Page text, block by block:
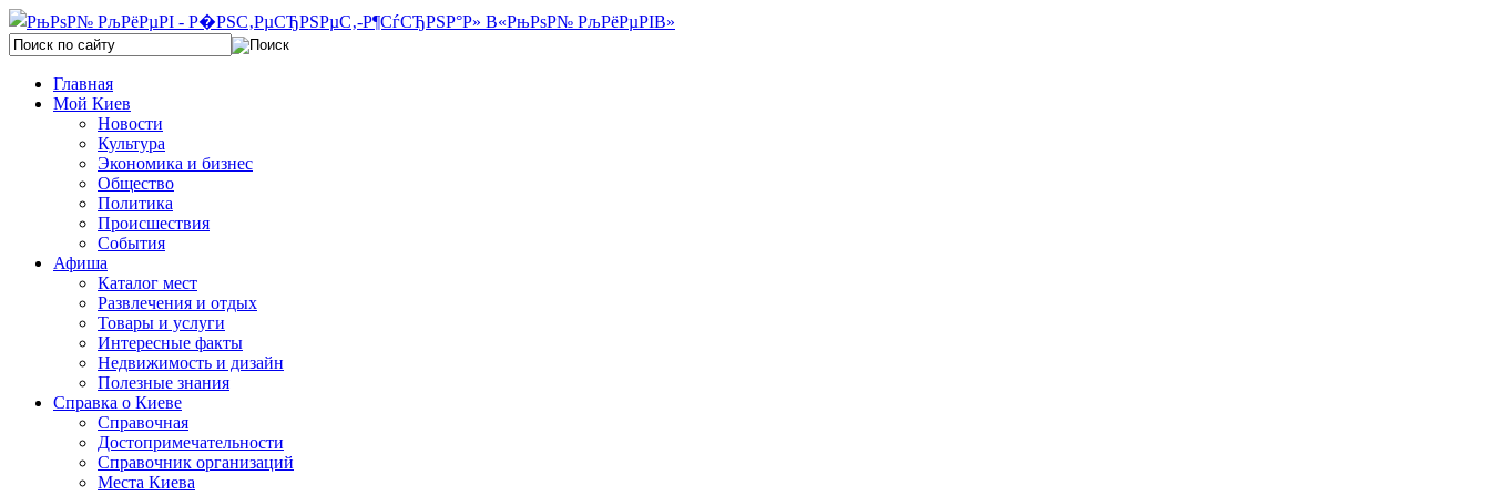
Главная
Мой Киев
Новости
Культура
Экономика и бизнес
Общество
Политика
Происшествия
События
Афиша
Каталог мест
Развлечения и отдых
Товары и услуги
Интересные факты
Недвижимость и дизайн
Полезные знания
Справка о Киеве
Справочная
Достопримечательности
Справочник организаций
Места Киева